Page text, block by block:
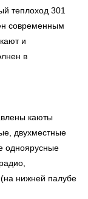
теплоход 301
современным
и
в
каюты
двухместные
одноярусные
нижней палубе